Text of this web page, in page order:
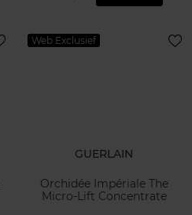
Web Exclusief
GUERLAIN
Orchidée Impériale The
Micro-Lift Concentrate